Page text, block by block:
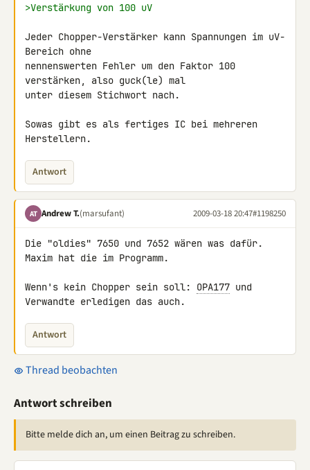
>Verstärkung von 100 uV
Jeder Chopper-Verstärker kann Spannungen im uV-
Bereich ohne
nennenswerten Fehler um den Faktor 100
verstärken, also guck(le) mal
unter diesem Stichwort nach.
Sowas gibt es als fertiges IC bei mehreren
Herstellern.
Antwort
AT Andrew T.(marsufant) 2009-03-18 20:47#1198250
Die "oldies" 7650 und 7652 wären was dafür.
Maxim hat die im Programm.
Wenn's kein Chopper sein soll: OPA177 und
Verwandte erledigen das auch.
Antwort
Thread beobachten
Antwort schreiben
Bitte melde dich an, um einen Beitrag zu schreiben.